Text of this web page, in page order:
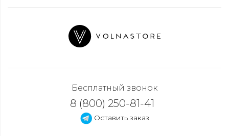
Бесплатный звонок
8 (800) 250-81-41
Оставить заказ